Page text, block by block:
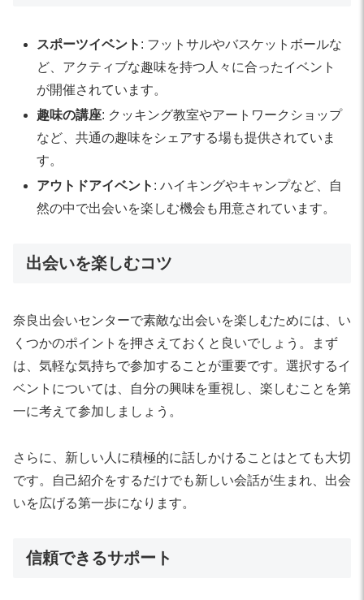
スポーツイベント : フットサルやバスケットボールな
ど、アクティブな趣味を持つ人々に合ったイベント
が開催されています。
趣味の講座: クッキング教室やアートワークショップ
など、共通の趣味をシェアする場も提供されていま
す。
アウトドアイベント : ハイキングやキャンプなど、自
然の中で出会いを楽しむ機会も用意されています。
出会いを楽しむコツ
奈良出会いセンターで素敵な出会いを楽しむためには、い
くつかのポイントを押さえておくと良いでしょう。まず
は、気軽な気持ちで参加することが重要です。選択するイ
ベントについては、自分の興味を重視し、楽しむことを第
一に考えて参加しましょう。
さらに、新しい人に積極的に話しかけることはとても大切
です。自己紹介をするだけでも新しい会話が生まれ、出会
いを広げる第一歩になります。
信頼できるサポート